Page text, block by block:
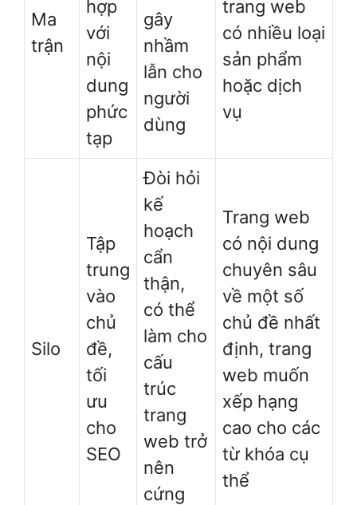
Ma
trận
hợp
với
nội
dung
phức
tạp
gây
nhầm
lẫn cho
người
dùng
trang web
có nhiều loại
sản phẩm
hoặc dịch
vụ
Silo
Tập
trung
vào
chủ
đề,
tối
ưu
cho
SEO
Đòi hỏi
kế
hoạch
cẩn
thận,
có thể
làm cho
cấu
trúc
trang
web trở
nên
cứng
Trang web
có nội dung
chuyên sâu
về một số
chủ đề nhất
định, trang
web muốn
xếp hạng
cao cho các
từ khóa cụ
thể